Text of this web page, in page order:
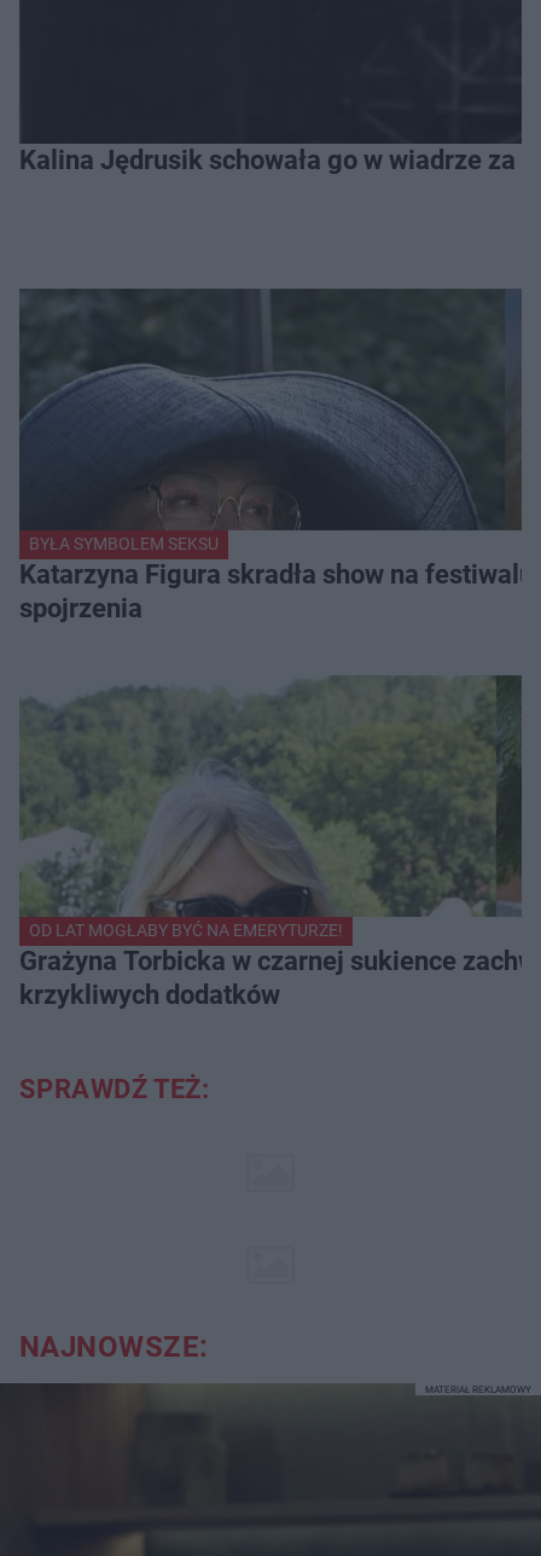
Kalina Jędrusik schowała go w wiadrze za
BYŁA SYMBOLEM SEKSU
Katarzyna Figura skradła show na
spojrzenia
OD LAT MOGŁABY BYĆ NA EMERYTURZE!
Grażyna Torbicka w czarnej sukience
krzykliwych dodatków
SPRAWDŹ TEŻ:
NAJNOWSZE:
MATERIAŁ REKLAMOWY